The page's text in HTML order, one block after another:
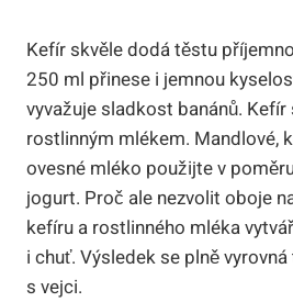
Kefír skvěle dodá těstu
250 ml přinese i jemnou
vyvažuje sladkost banánů.
rostlinným mlékem. Mandlové,
ovesné mléko použijte v
jogurt. Proč ale nezvolit oboje
kefíru a rostlinného mléka
i chuť. Výsledek se plně
s vejci.